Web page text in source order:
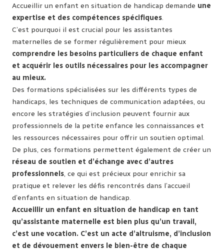
Accueillir un enfant en situation de handicap demande une
expertise et des compétences spécifiques.
C’est pourquoi il est crucial pour les assistantes
maternelles de se former régulièrement pour mieux
comprendre les besoins particuliers de chaque enfant
et acquérir les outils nécessaires pour les accompagner
au mieux.
Des formations spécialisées sur les différents types de
handicaps, les techniques de communication adaptées, ou
encore les stratégies d’inclusion peuvent fournir aux
professionnels de la petite enfance les connaissances et
les ressources nécessaires pour offrir un soutien optimal.
De plus, ces formations permettent également de créer un
réseau de soutien et d’échange avec d’autres
professionnels, ce qui est précieux pour enrichir sa
pratique et relever les défis rencontrés dans l’accueil
d’enfants en situation de handicap.
Accueillir un enfant en situation de handicap en tant
qu’assistante maternelle est bien plus qu’un travail,
c’est une vocation. C’est un acte d’altruisme, d’inclusion
et de dévouement envers le bien-être de chaque